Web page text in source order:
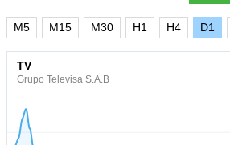
M5 M15 M30 H1 H4 D1
TV
Grupo Televisa S.A.B